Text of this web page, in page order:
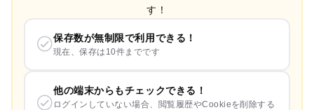
す！
保存数が無制限で利用できる！
現在、保存は10件までです
他の端末からもチェックできる！
ログインしていない場合、閲覧履歴やCookieを削除する